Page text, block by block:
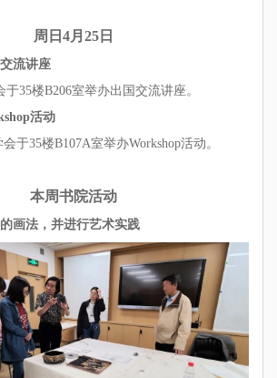
周日4月25日
流讲座
35楼B206室举办出国交流讲座。
活动
于35楼B107A室举办Workshop活动。
本周书院活动
画法，并进行艺术实践